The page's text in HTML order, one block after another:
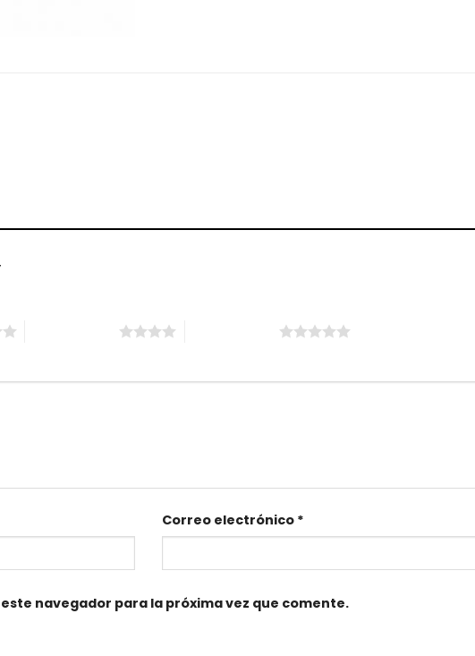
Correo electrónico *
navegador para la próxima vez que comente.